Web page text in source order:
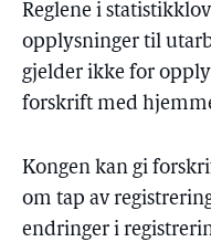
Reglene i
opplysninger til
gjelder ikke for
forskrift med
Kongen kan gi
om tap av
endringer i